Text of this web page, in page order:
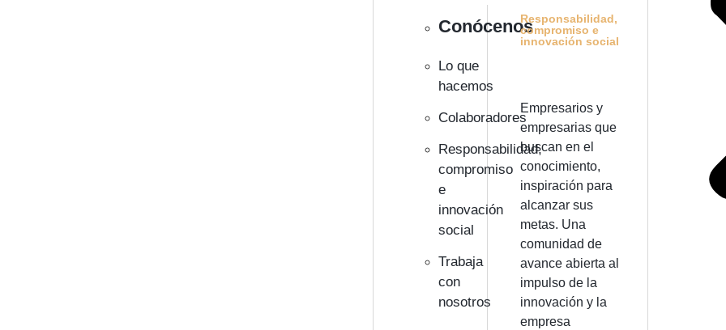
Conócenos
Lo que
hacemos
Colaboradores
Responsabilidad,
compromiso
e
innovación
social
Trabaja
con
nosotros
Responsabilidad,
compromiso e
innovación social
Empresarios y
empresarias que
buscan en el
conocimiento,
inspiración para
alcanzar sus
metas. Una
comunidad de
avance abierta al
impulso de la
innovación y la
empresa